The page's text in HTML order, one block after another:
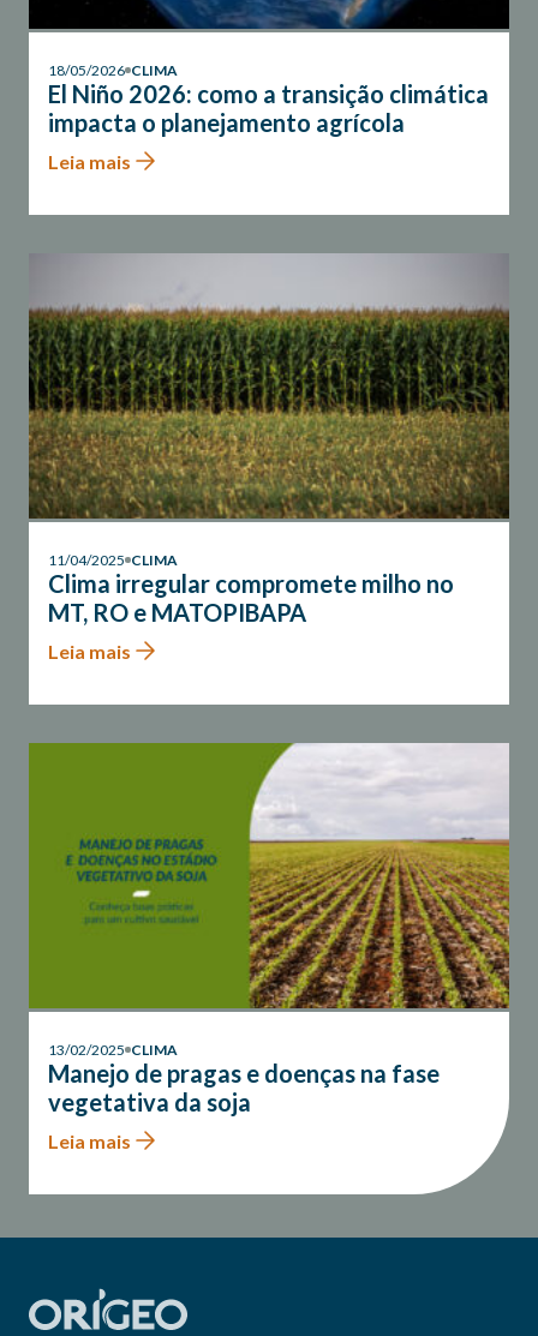
18/05/2026 CLIMA
El Niño 2026: como a transição climática
impacta o planejamento agrícola
Leia mais
11/04/2025 CLIMA
Clima irregular compromete milho no
MT, RO e MATOPIBAPA
Leia mais
13/02/2025 CLIMA
Manejo de pragas e doenças na fase
vegetativa da soja
Leia mais